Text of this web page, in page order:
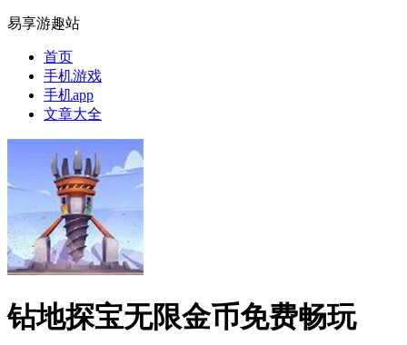
易享游趣站
首页
手机游戏
手机app
文章大全
钻地探宝无限金币免费畅玩